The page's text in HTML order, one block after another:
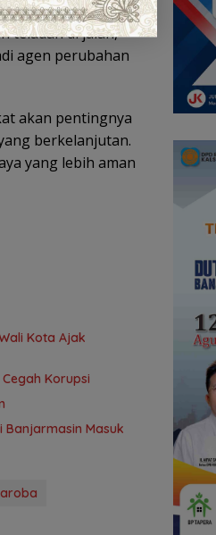
perilaku
teladan di jalan,
agen perubahan
akan pentingnya
berkelanjutan.
yang lebih aman
Kota Ajak
Korupsi
Banjarmasin Masuk